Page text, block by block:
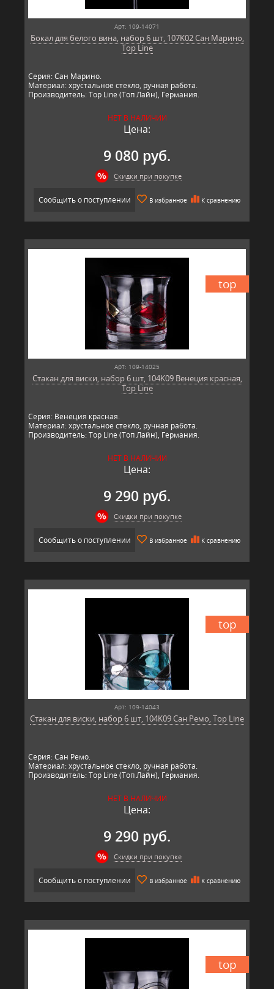
Арт: 109-14071
Бокал для белого вина, набор 6 шт, 107K02 Сан Марино,
Top Line
Серия: Сан Марино.
Материал: хрустальное стекло, ручная работа.
Производитель: Top Line (Топ Лайн), Германия.
НЕТ В НАЛИЧИИ
Цена:
9 080 руб.
Скидки при покупке
Сообщить о поступлении В избранное К сравнению
top
Арт: 109-14025
Стакан для виски, набор 6 шт, 104K09 Венеция красная,
Top Line
Серия: Венеция красная.
Материал: хрустальное стекло, ручная работа.
Производитель: Top Line (Топ Лайн), Германия.
НЕТ В НАЛИЧИИ
Цена:
9 290 руб.
Скидки при покупке
Сообщить о поступлении В избранное К сравнению
top
Арт: 109-14043
Стакан для виски, набор 6 шт, 104K09 Сан Ремо, Top Line
Серия: Сан Ремо.
Материал: хрустальное стекло, ручная работа.
Производитель: Top Line (Топ Лайн), Германия.
НЕТ В НАЛИЧИИ
Цена:
9 290 руб.
Скидки при покупке
Сообщить о поступлении В избранное К сравнению
top